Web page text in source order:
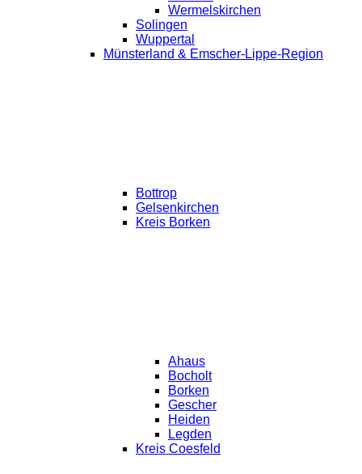
Wermelskirchen
Solingen
Wuppertal
Münsterland & Emscher-Lippe-Region
Bottrop
Gelsenkirchen
Kreis Borken
Ahaus
Bocholt
Borken
Gescher
Heiden
Legden
Kreis Coesfeld